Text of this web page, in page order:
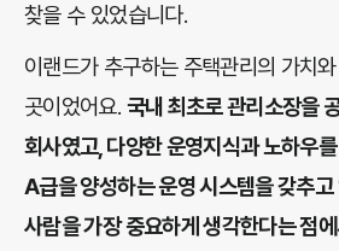
찾을 수 있었습니다.
이랜드가 추구하는 주택관리의 가치
곳이었어요. 국내 최초로 관리소장을
회사였고, 다양한 운영지식과 노하우
A급을 양성하는 운영 시스템을 갖추
사람을 가장 중요하게 생각한다는 점